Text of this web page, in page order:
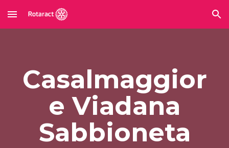
Skip to main content Skip to navigation
Casalmaggior
e Viadana
Sabbioneta